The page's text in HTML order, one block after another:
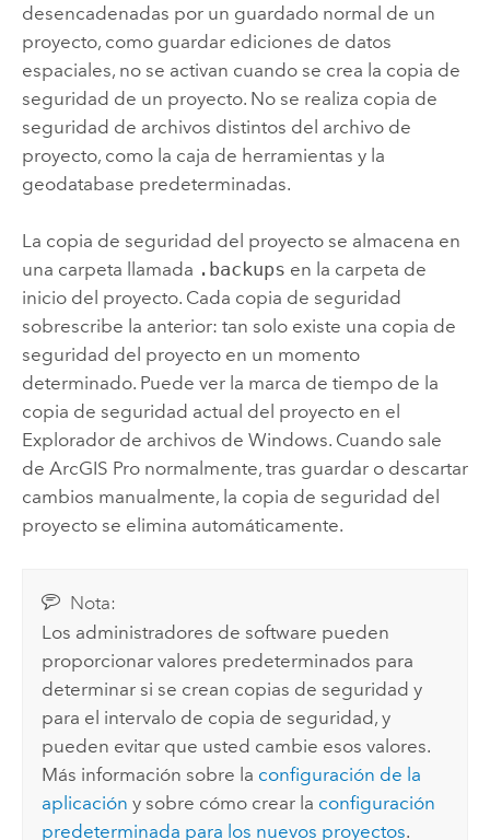
desencadenadas por un guardado normal de un
proyecto, como guardar ediciones de datos
espaciales, no se activan cuando se crea la copia de
seguridad de un proyecto. No se realiza copia de
seguridad de archivos distintos del archivo de
proyecto, como la caja de herramientas y la
geodatabase predeterminadas.
La copia de seguridad del proyecto se almacena en
una carpeta llamada .backups en la carpeta de
inicio del proyecto. Cada copia de seguridad
sobrescribe la anterior: tan solo existe una copia de
seguridad del proyecto en un momento
determinado. Puede ver la marca de tiempo de la
copia de seguridad actual del proyecto en el
Explorador de archivos de Windows. Cuando sale
de ArcGIS Pronormalmente, tras guardar o descartar
cambios manualmente, la copia de seguridad del
proyecto se elimina automáticamente.
Nota:
Los administradores de software pueden
proporcionar valores predeterminados para
determinar si se crean copias de seguridad y
para el intervalo de copia de seguridad, y
pueden evitar que usted cambie esos valores.
Más información sobre la configuración de la
aplicación y sobre cómo crear la configuración
predeterminada para los nuevos proyectos.